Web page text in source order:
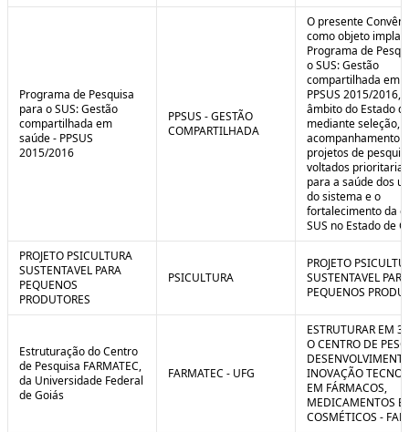
Programa de Pesquisa
para o SUS: Gestão
compartilhada em
saúde - PPSUS
2015/2016
PPSUS - GESTÃO
COMPARTILHADA
O presente
como objeto
Programa de
o SUS: Gestão
compartilhada em
PPSUS 2015/2016,
âmbito do Estado
mediante seleção,
acompanhamento
projetos de
voltados
para a saúde dos
do sistema e o
fortalecimento da
SUS no Estado de
PROJETO PSICULTURA
SUSTENTAVEL PARA
PEQUENOS
PRODUTORES
PSICULTURA
PROJETO
SUSTENTAVEL PARA
PEQUENOS
Estruturação do Centro
de Pesquisa FARMATEC,
da Universidade Federal
de Goiás
FARMATEC - UFG
ESTRUTURAR EM
O CENTRO DE
INOVAÇÃO
EM FÁRMACOS,
MEDICAMENTOS E
COSMÉTICOS -